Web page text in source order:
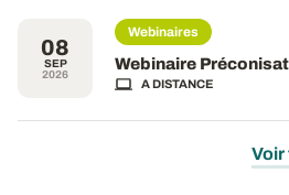
08
SEP
2026
Webinaires
Webinaire
A DISTANCE
Voir